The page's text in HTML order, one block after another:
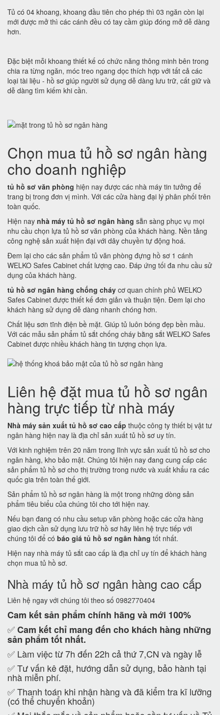
Tủ có 04 khoang, khoang đầu tiên cho phép thì 03 ngăn còn lại
mới được mở thì các cánh đều có tay cầm giúp đóng mở dễ dàng
hơn.
Đặc biệt mỗi khoang thiết kế có chức năng thông minh bên trong
chia ra từng ngăn, móc treo ngang dọc thích hợp với tất cả các
loại tài liệu - hồ sơ giúp người sử dụng dễ dàng lưu trữ, cất giữ và
dễ dàng tìm kiếm khi cần.
Chọn mua tủ hồ sơ ngân hàng
cho doanh nghiệp
tủ hồ sơ văn phòng hiện nay được các nhà máy tin tưởng để
trang bị trong đơn vị mình. Với các cửa hàng đại lý phân phối trên
toàn quốc.
Hiện nay nhà máy tủ hồ sơ ngân hàng sẵn sàng phục vụ mọi
nhu cầu chọn lựa tủ hồ sơ văn phòng của khách hàng. Nền tảng
công nghệ sản xuất hiện đại với dây chuyền tự động hoá.
Đem lại cho các sản phẩm tủ văn phòng đựng hồ sơ 1 cánh
WELKO Safes Cabinet chất lượng cao. Đáp ứng tối đa nhu cầu sử
dụng của khách hàng.
tủ hồ sơ ngân hàng chống cháy cơ quan chính phủ WELKO
Safes Cabinet được thiết kế đơn giản và thuận tiện. Đem lại cho
khách hàng sử dụng dễ dàng nhanh chóng hơn.
Chất liệu sơn tĩnh điện bề mặt. Giúp tủ luôn bóng đẹp bền mầu.
Với các mẫu sản phẩm tủ sắt chống cháy bằng sắt WELKO Safes
Cabinet được nhiều khách hàng tin tượng chọn lựa.
Liên hệ đặt mua tủ hồ sơ ngân
hàng trực tiếp từ nhà máy
Nhà máy sản xuất tủ hồ sơ cao cấp thuộc công ty thiết bị vật tư
ngân hàng hiện nay là địa chỉ sản xuất tủ hồ sơ uy tín.
Với kinh nghiệm trên 20 năm trong lĩnh vực sản xuất tủ hồ sơ cho
ngân hàng, kho bảo mật. Chúng tôi hiện nay đang cung cấp các
sản phẩm tủ hồ sơ cho thị trường trong nước và xuất khẩu ra các
quốc gia trên toàn thế giới.
Sản phẩm tủ hồ sơ ngân hàng là một trong những dòng sản
phẩm tiêu biểu của chúng tôi cho tới hiện nay.
Nếu bạn đang có nhu cầu setup văn phòng hoặc các cửa hàng
giao dịch cần sử dụng lưu trữ hồ sơ hãy liên hệ trực tiếp với
chúng tôi để có báo giá tủ hồ sơ ngân hàng tốt nhất.
Hiện nay nhà máy tủ sắt cao cấp là địa chỉ uy tín để khách hàng
chọn mua tủ hồ sơ.
Nhà máy tủ hồ sơ ngân hàng cao cấp
Liên hệ ngay với chúng tôi theo số 0982770404
Cam kếtsản phẩm chính hãng và mới 100%
✅Cam kếtchỉ mang đến cho khách hàng những
sản phẩm tốt nhất.
✅ Làm việc từ 7h đến 22h cả thứ 7,CN và ngày lễ
✅ Tư vấn kê đặt, hướng dẫn sử dụng, bảo hành tại
nhà miễn phí.
✅ Thanh toán khi nhận hàng và đã kiểm tra kĩ lưỡng
(có thể chuyển khoản)